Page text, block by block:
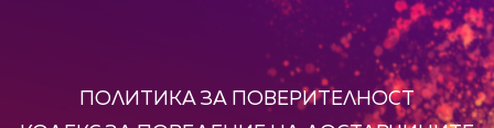
ПОЛИТИКА ЗА ПОВЕРИТЕЛНОСТ